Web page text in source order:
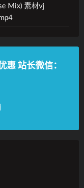
Mix) 素材vj
惠 站长微信：